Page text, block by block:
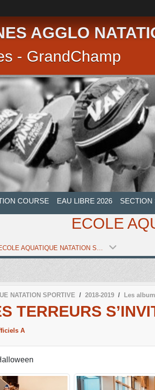
AGGLO
- GrandChamp
COURSE EAU LIBRE 2026 SECTION
ECOLE
NATATION SPORTIVE 2018-2019 Les
TERREURS
A